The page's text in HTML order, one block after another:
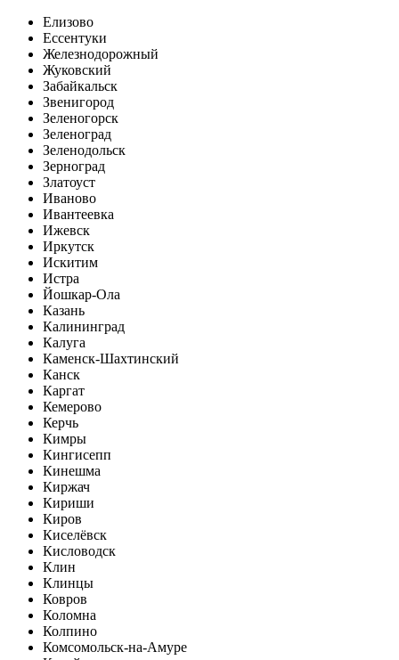
Елизово
Ессентуки
Железнодорожный
Жуковский
Забайкальск
Звенигород
Зеленогорск
Зеленоград
Зеленодольск
Зерноград
Златоуст
Иваново
Ивантеевка
Ижевск
Иркутск
Искитим
Истра
Йошкар-Ола
Казань
Калининград
Калуга
Каменск-Шахтинский
Канск
Каргат
Кемерово
Керчь
Кимры
Кингисепп
Кинешма
Киржач
Кириши
Киров
Киселёвск
Кисловодск
Клин
Клинцы
Ковров
Коломна
Колпино
Комсомольск-на-Амуре